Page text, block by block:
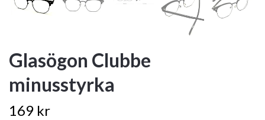
Glasögon Clubbe
minusstyrka
169 kr